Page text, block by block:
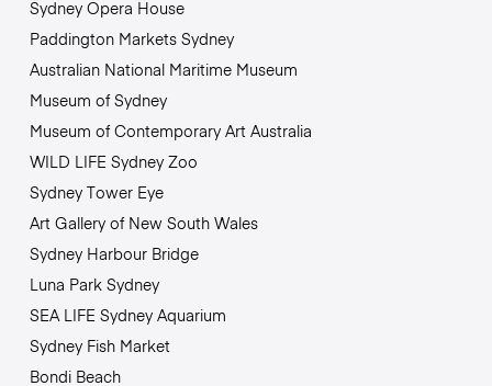
Sydney Opera House
Paddington Markets Sydney
Australian National Maritime Museum
Museum of Sydney
Museum of Contemporary Art Australia
WILD LIFE Sydney Zoo
Sydney Tower Eye
Art Gallery of New South Wales
Sydney Harbour Bridge
Luna Park Sydney
SEA LIFE Sydney Aquarium
Sydney Fish Market
Bondi Beach